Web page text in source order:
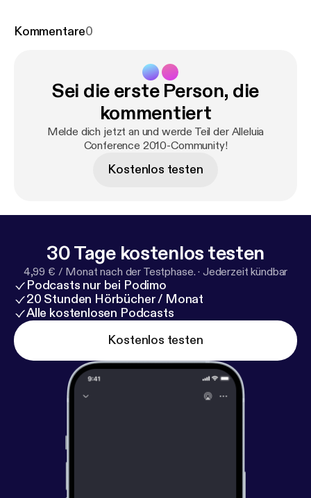
with children, youth and adults.
Kommentare0
Sei die erste Person, die
kommentiert
Melde dich jetzt an und werde Teil der Alleluia
Conference 2010-Community!
Kostenlos testen
30 Tage kostenlos testen
4,99 € / Monat nach der Testphase. · Jederzeit kündbar
Podcasts nur bei Podimo
20 Stunden Hörbücher / Monat
Alle kostenlosen Podcasts
Kostenlos testen